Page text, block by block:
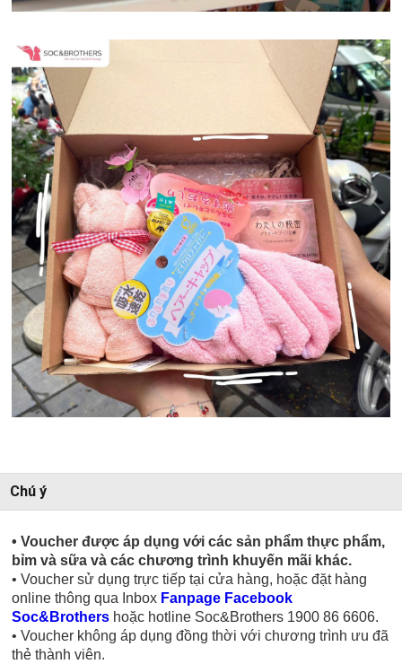
Chú ý
• Voucher được áp dụng với các sản phẩm thực phẩm,
bỉm và sữa và các chương trình khuyến mãi khác.
• Voucher sử dụng trực tiếp tại cửa hàng, hoặc đặt hàng
online thông qua Inbox Fanpage Facebook
Soc&Brothers hoặc hotline Soc&Brothers 1900 86 6606.
• Voucher không áp dụng đồng thời với chương trình ưu đã
thẻ thành viên.